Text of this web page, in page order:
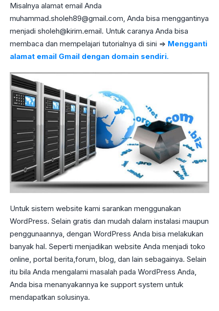
Misalnya alamat email Anda
muhammad.sholeh89@gmail.com, Anda bisa menggantinya
menjadi sholeh@kirim.email. Untuk caranya Anda bisa
membaca dan mempelajari tutorialnya di sini => Mengganti
alamat email Gmail dengan domain sendiri.
Untuk sistem website kami sarankan menggunakan
WordPress. Selain gratis dan mudah dalam instalasi maupun
penggunaannya, dengan WordPress Anda bisa melakukan
banyak hal. Seperti menjadikan website Anda menjadi toko
online, portal berita,forum, blog, dan lain sebagainya. Selain
itu bila Anda mengalami masalah pada WordPress Anda,
Anda bisa menanyakannya ke support system untuk
mendapatkan solusinya.